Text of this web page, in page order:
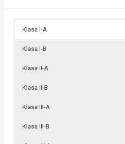
Klasa I-A
Klasa I-B
Klasa II-A
Klasa II-B
Klasa III-A
Klasa III-B